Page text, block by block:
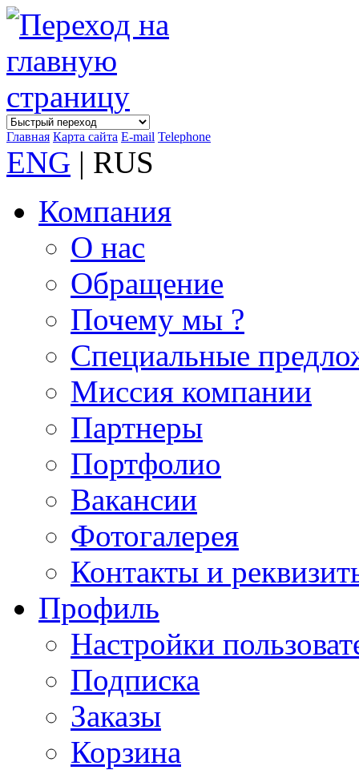
Главная Карта сайта E-mail Telephone
ENG | RUS
Компания
О нас
Обращение
Почему мы ?
Специальные
Миссия компании
Партнеры
Портфолио
Вакансии
Фотогалерея
Контакты и
Профиль
Настройки
Подписка
Заказы
Корзина